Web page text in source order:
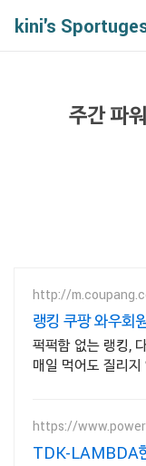
kini's
주간 파
http://
랭킹 쿠팡 와우회
퍽퍽함 없는 랭킹,
매일 먹어도 질리지
https://
TDK-LAMBDA